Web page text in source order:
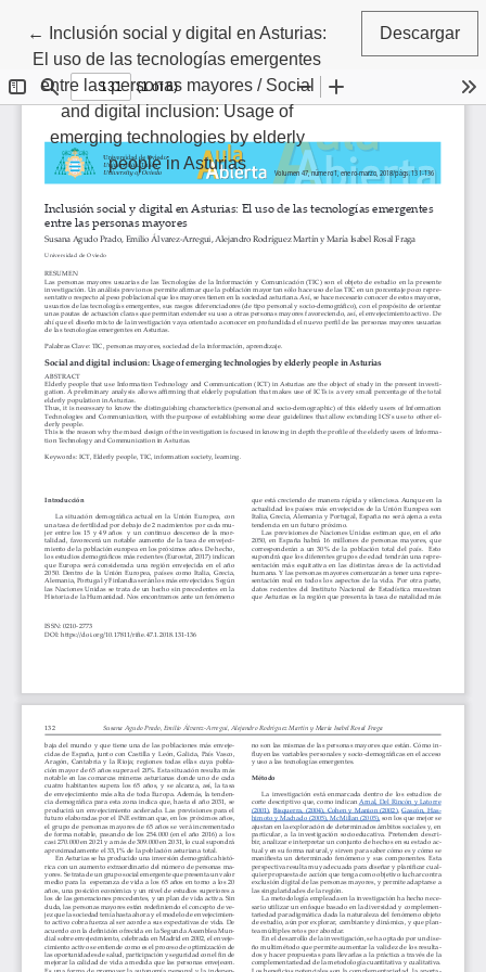
← Volver a los detalles del artículo
Inclusión social y digital en Asturias:
El uso de las tecnologías emergentes
entre las personas mayores / Social
and digital inclusion: Usage of
emerging technologies by elderly
people in Asturias
Descargar